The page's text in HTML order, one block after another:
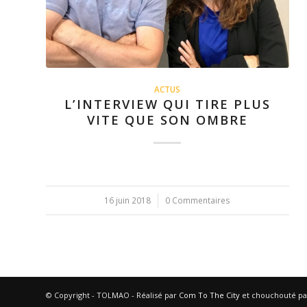
ACTUS
L’INTERVIEW QUI TIRE PLUS
VITE QUE SON OMBRE
16 juin 2018
/ 0 Commentaires
© Copyright - TOLMAO - Réalisé par Com To The City et chouchouté